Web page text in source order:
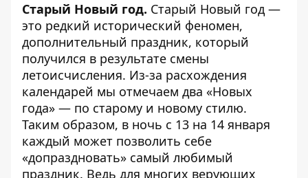
Старый Новый год. Старый Новый год —
это редкий исторический феномен,
дополнительный праздник, который
получился в результате смены
летоисчисления. Из-за расхождения
календарей мы отмечаем два «Новых
года» — по старому и новому стилю.
Таким образом, в ночь с 13 на 14 января
каждый может позволить себе
«допраздновать» самый любимый
праздник. Ведь для многих верующих